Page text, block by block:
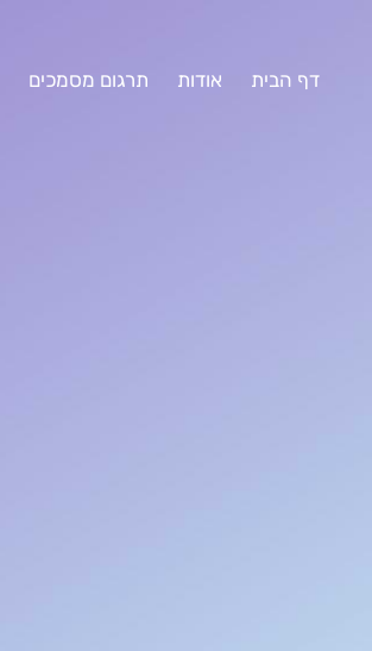
דף הבית אודות תרגום מסמכים